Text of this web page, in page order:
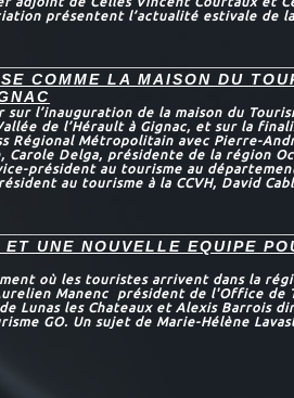
présentent l’actualité estivale de
COMME LA MAISON DU
sur l’inauguration de la maison du
de l’Hérault à Gignac, et sur la
Régional Métropolitain avec Pierre-
Carole Delga, présidente de la région
président au tourisme au
au tourisme à la CCVH, David
UNE NOUVELLE EQUIPE
où les touristes arrivent dans la
Manenc président de l'Office de
Lunas les Chateaux et Alexis Barrois
GO. Un sujet de Marie-Hélène